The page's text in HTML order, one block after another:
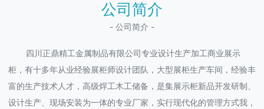
公司简介
- 公司简介 -
四川正鼎精工金属制品有限公司专业设计生产加工商业展示
柜，有十多年从业经验展柜师设计团队，大型展柜生产车间，经验丰
富的生产技术人才，高级焊工木工储备，是集展示柜新品开发研制、
设计生产、现场安装为一体的专业厂家，实行现代化的管理方式我，